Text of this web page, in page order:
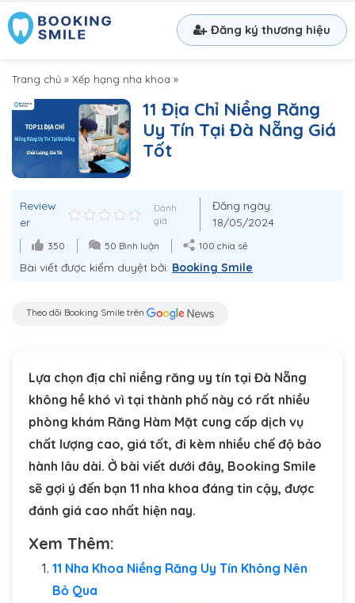
Đăng ký thương hiệu
Trang chủ » Xếp hạng nha khoa »
11 Địa Chỉ Niềng Răng
Uy Tín Tại Đà Nẵng Giá
Tốt
Review
er
Đánh
giá
Đăng ngày:
18/05/2024
350 50 Bình luận 100 chia sẻ
Bài viết được kiểm duyệt bởi: Booking Smile
Theo dõi Booking Smile trên
Lựa chọn địa chỉ niềng răng uy tín tại Đà Nẵng
không hề khó vì tại thành phố này có rất nhiều
phòng khám Răng Hàm Mặt cung cấp dịch vụ
chất lượng cao, giá tốt, đi kèm nhiều chế độ bảo
hành lâu dài. Ở bài viết dưới đây, Booking Smile
sẽ gợi ý đến bạn 11 nha khoa đáng tin cậy, được
đánh giá cao nhất hiện nay.
Xem Thêm:
11 Nha Khoa Niềng Răng Uy Tín Không Nên
Bỏ Qua